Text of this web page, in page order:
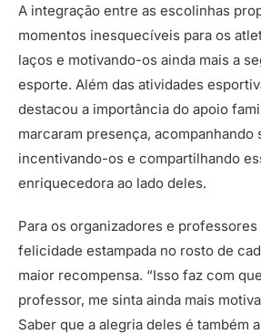
A integração entre as escolinhas
momentos inesquecíveis para os
laços e motivando-os ainda mais a
esporte. Além das atividades
destacou a importância do apoio
marcaram presença, acompanhando
incentivando-os e compartilhando
enriquecedora ao lado deles.
Para os organizadores e
felicidade estampada no rosto de
maior recompensa. “Isso faz com
professor, me sinta ainda mais
Saber que a alegria deles é também